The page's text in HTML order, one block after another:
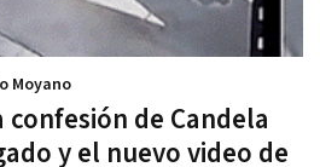
de Candela
y el nuevo video de
Moyano